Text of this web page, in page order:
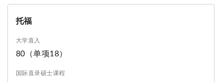
托福
80（单项18）